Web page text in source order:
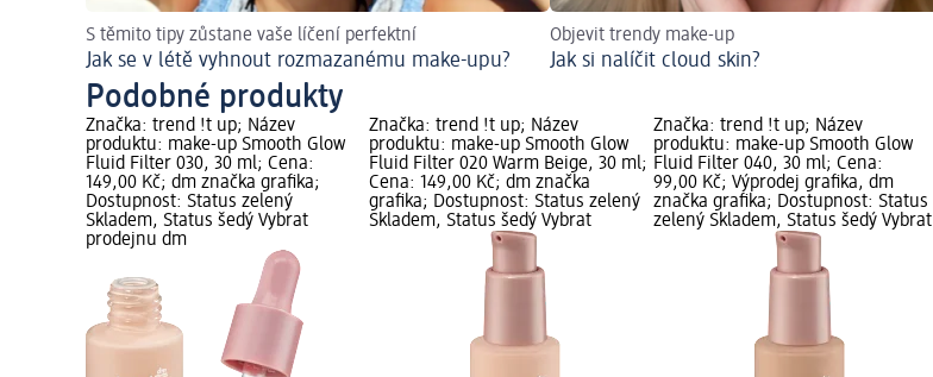
S těmito tipy zůstane vaše líčení perfektní
Jak se v létě vyhnout rozmazanému make-upu?
Objevit trendy make-up
Jak si nalíčit cloud skin?
Podobné produkty
Značka: trend !t up; Název
produktu: make-up Smooth Glow
Fluid Filter 030, 30 ml; Cena:
149,00 Kč; dm značka grafika;
Dostupnost: Status zelený
Skladem, Status šedý Vybrat
prodejnu dm
Značka: trend !t up; Název
produktu: make-up Smooth Glow
Fluid Filter 020 Warm Beige, 30 ml;
Cena: 149,00 Kč; dm značka
grafika; Dostupnost: Status zelený
Skladem, Status šedý Vybrat
Značka: trend !t up; Název
produktu: make-up Smooth Glow
Fluid Filter 040, 30 ml; Cena:
99,00 Kč; Výprodej grafika, dm
značka grafika; Dostupnost: Status
zelený Skladem, Status šedý Vybrat